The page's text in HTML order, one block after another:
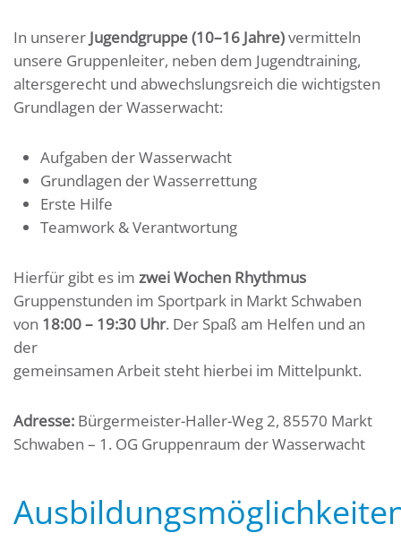
In unserer Jugendgruppe (10–16 Jahre)vermitteln
unsere Gruppenleiter, neben dem Jugendtraining,
altersgerecht und abwechslungsreich die wichtigsten
Grundlagen der Wasserwacht:
Aufgaben der Wasserwacht
Grundlagen der Wasserrettung
Erste Hilfe
Teamwork & Verantwortung
Hierfür gibt es im zwei Wochen Rhythmus
Gruppenstunden im Sportpark in Markt Schwaben
von 18:00 – 19:30 Uhr. Der Spaß am Helfen und an
der
gemeinsamen Arbeit steht hierbei im Mittelpunkt.
Adresse: Bürgermeister-Haller-Weg 2, 85570 Markt
Schwaben – 1. OG Gruppenraum der Wasserwacht